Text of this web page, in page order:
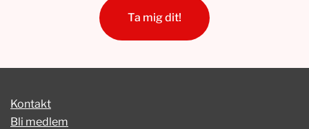
Ta mig dit!
Kontakt
Bli medlem